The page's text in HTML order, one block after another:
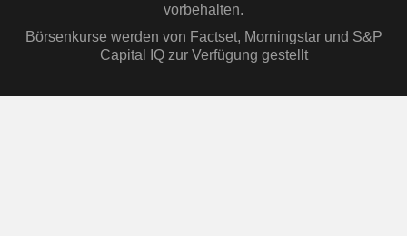
vorbehalten.
Börsenkurse werden von Factset, Morningstar und S&P
Capital IQ zur Verfügung gestellt